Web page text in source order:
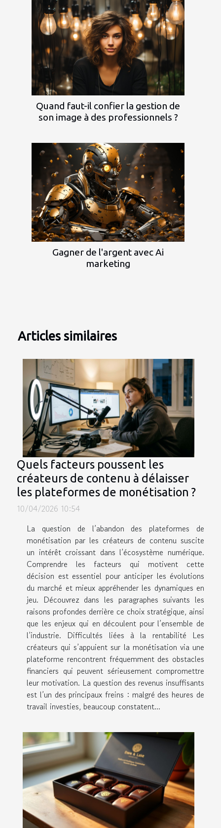
Quand faut-il confier la gestion de
son image à des professionnels ?
Gagner de l'argent avec Ai
marketing
Articles similaires
Quels facteurs poussent les
créateurs de contenu à délaisser
les plateformes de monétisation ?
10/04/2026 10:54
La question de l’abandon des plateformes de
monétisation par les créateurs de contenu suscite
un intérêt croissant dans l’écosystème numérique.
Comprendre les facteurs qui motivent cette
décision est essentiel pour anticiper les évolutions
du marché et mieux appréhender les dynamiques en
jeu. Découvrez dans les paragraphes suivants les
raisons profondes derrière ce choix stratégique, ainsi
que les enjeux qui en découlent pour l’ensemble de
l’industrie. Difficultés liées à la rentabilité Les
créateurs qui s’appuient sur la monétisation via une
plateforme rencontrent fréquemment des obstacles
financiers qui peuvent sérieusement compromettre
leur motivation. La question des revenus insuffisants
est l’un des principaux freins : malgré des heures de
travail investies, beaucoup constatent...